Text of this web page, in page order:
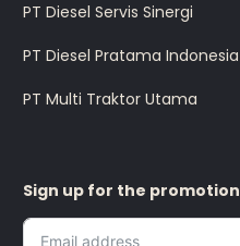
PT Diesel Servis Sinergi
PT Diesel Pratama Indonesia
PT Multi Traktor Utama
Sign up for the promotion